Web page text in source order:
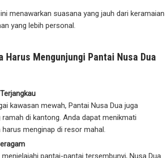
menawarkan suasana yang jauh dari keramaian
yang lebih personal.
Harus Mengunjungi Pantai Nusa Dua
kawasan mewah, Pantai Nusa Dua juga
di kantong. Anda dapat menikmati
menginap di resor mahal.
pantai-pantai tersembunyi, Nusa Dua